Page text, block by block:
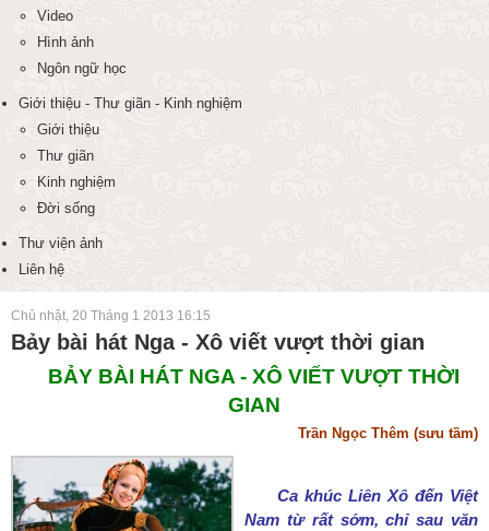
Video
Hình ảnh
Ngôn ngữ học
Giới thiệu - Thư giãn - Kinh nghiệm
Giới thiệu
Thư giãn
Kinh nghiệm
Đời sống
Thư viện ảnh
Liên hệ
Chủ nhật, 20 Tháng 1 2013 16:15
Bảy bài hát Nga - Xô viết vượt thời gian
BẢY BÀI HÁT NGA - XÔ VIẾT VƯỢT THỜI
GIAN
Trần Ngọc Thêm (sưu tầm)
Ca khúc Liên Xô đến Việt
Nam từ rất sớm, chỉ sau văn